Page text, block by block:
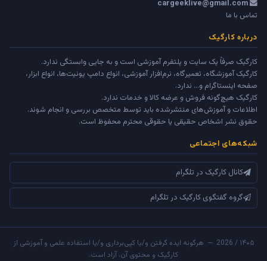
cargeeklive@gmail.com
تماس با ما
درباره کارگیک
کارگیک صرفاً یک سایت و پلتفرم آموزشی است و به جایی وابستگی ندارد.
کارگیک آموزشگاه، تعمیرگاه، نرم‌افزار آموزشی، انواع دامپ یونیت‌ها، انواع ابزار،
صفحه اینستاگرام و... ندارد.
کارگیک هیچ‌گونه فروش و عرضه کالا و خدمات ندارد.
اطلاعات و آموزش‌های منتشرشده باید توسط متخصص بررسی و انجام شوند.
حقوق نشر اشخاص حقیقی یا حقوقی محترم محفوظ است.
شبکه‌های اجتماعی
کانال کارگیک در تلگرام
گروه گفتگوی کارگیک در تلگرام
۱۴۰۵ / 2026 — هرگونه ایده گرفتن و/یا کپی‌برداری و/یا استفاده علمی و آموزشی از
کارگیک و محتوی آن، آزاد است.